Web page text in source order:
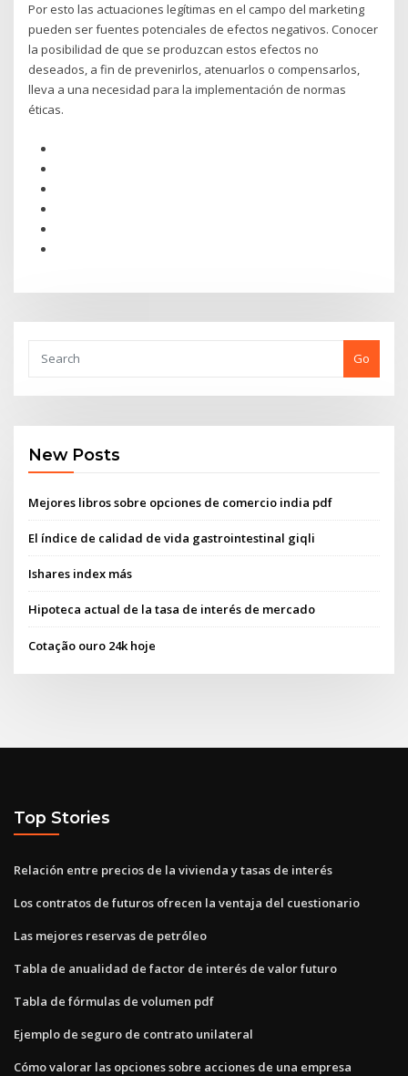
Por esto las actuaciones legítimas en el campo del marketing
pueden ser fuentes potenciales de efectos negativos. Conocer
la posibilidad de que se produzcan estos efectos no
deseados, a fin de prevenirlos, atenuarlos o compensarlos,
lleva a una necesidad para la implementación de normas
éticas.
Go
New Posts
Mejores libros sobre opciones de comercio india pdf
El índice de calidad de vida gastrointestinal giqli
Ishares index más
Hipoteca actual de la tasa de interés de mercado
Cotação ouro 24k hoje
Top Stories
Relación entre precios de la vivienda y tasas de interés
Los contratos de futuros ofrecen la ventaja del cuestionario
Las mejores reservas de petróleo
Tabla de anualidad de factor de interés de valor futuro
Tabla de fórmulas de volumen pdf
Ejemplo de seguro de contrato unilateral
Cómo valorar las opciones sobre acciones de una empresa